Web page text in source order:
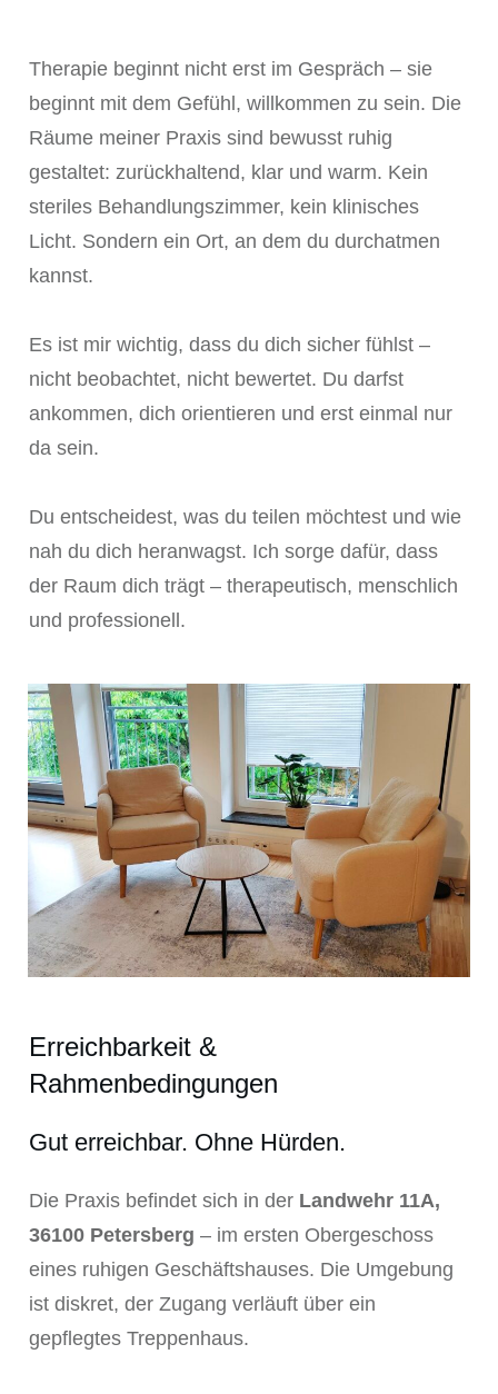
Therapie beginnt nicht erst im Gespräch – sie
beginnt mit dem Gefühl, willkommen zu sein. Die
Räume meiner Praxis sind bewusst ruhig
gestaltet: zurückhaltend, klar und warm. Kein
steriles Behandlungszimmer, kein klinisches
Licht. Sondern ein Ort, an dem du durchatmen
kannst.
Es ist mir wichtig, dass du dich sicher fühlst –
nicht beobachtet, nicht bewertet. Du darfst
ankommen, dich orientieren und erst einmal nur
da sein.
Du entscheidest, was du teilen möchtest und wie
nah du dich heranwagst. Ich sorge dafür, dass
der Raum dich trägt – therapeutisch, menschlich
und professionell.
Erreichbarkeit &
Rahmenbedingungen
Gut erreichbar. Ohne Hürden.
Die Praxis befindet sich in der Landwehr 11A,
36100 Petersberg – im ersten Obergeschoss
eines ruhigen Geschäftshauses. Die Umgebung
ist diskret, der Zugang verläuft über ein
gepflegtes Treppenhaus.